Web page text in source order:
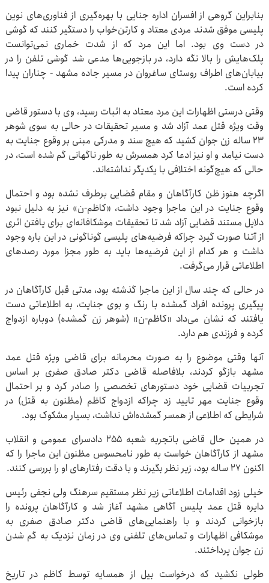
بنابراین گروهی از افسران اداره جنایی با بهره‌گیری از فناوری‌های نوین
پلیسی موفق شدند مردی معتاد و کارتن‌خواب را دستگیر کنند که گوشی
در دست وی بود. اما این مرد که از شدت خماری نمی‌توانست
پلک‌هایش را بالا نگه دارد، در بازجویی‌ها مدعی شد گوشی تلفن را در
بیابان‌های اطراف روستای ساغروان در مسیر جاده مشهد - چناران پیدا
کرده است.
وقتی درستی اظهارات این مرد معتاد به اثبات رسید، وی با دستور قاضی
وقت ویژه قتل عمد آزاد شد و مسیر تحقیقات در حالی به سوی شوهر
۲۳ ساله زن جوان کشید که هیچ سند و مدرکی مبنی بر وقوع جنایت به
دست نیامد و او نیز ادعا کرد همسرش به طور ناگهانی گم شده است، در
حالی که هیچ‌گونه اختلافی با یکدیگر نداشته‌اند.
اگرچه هنوز ظن کارآگاهان و مقام قضایی برطرف نشده بود و احتمال
وقوع جنایت در این ماجرا وجود داشت، «کاظم-ن» نیز به دلیل نبود
دلایل مستند قضایی آزاد شد تا تحقیقات موشکافانه‌ای برای یافتن اثری
از آتنا صورت گیرد چراکه فرضیه‌های پلیسی گوناگونی در این باره وجود
داشت و هر کدام از این فرضیه‌ها باید به طور مجزا مورد رصدهای
اطلاعاتی قرار می‌گرفت.
در حالی که چند سال از این ماجرا گذشته بود، مدتی قبل کارآگاهان در
پیگیری پرونده افراد گم‎شده با رنگ و بوی جنایت، به اطلاعاتی دست
یافتند که نشان می‌داد «کاظم-ن» (شوهر زن گم‎شده) دوباره ازدواج
کرده و فرزندی هم دارد.
آنها وقتی موضوع را به صورت محرمانه برای قاضی ویژه قتل عمد
مشهد بازگو کردند، بلافاصله قاضی دکتر صادق صفری بر اساس
تجربیات قضایی خود دستورهای تخصصی را صادر کرد و بر احتمال
وقوع جنایت مهر تایید زد چراکه ازدواج کاظم (مظنون به قتل) در
شرایطی که اطلاعی از همسر گم‎شده‌اش نداشت، بسیار مشکوک بود.
در همین حال قاضی باتجربه شعبه ۲۵۵ دادسرای عمومی و انقلاب
مشهد از کارآگاهان خواست به طور نامحسوس مظنون این ماجرا را که
اکنون ۲۷ ساله بود، زیر نظر بگیرند و با دقت رفتارهای او را بررسی کنند.
خیلی زود اقدامات اطلاعاتی زیر نظر مستقیم سرهنگ ولی نجفی رئیس
دایره قتل عمد پلیس آگاهی مشهد آغاز شد و کارآگاهان پرونده را
بازخوانی کردند و با راهنمایی‌های قاضی دکتر صادق صفری به
موشکافی اظهارات و تماس‌های تلفنی وی در زمان نزدیک به گم‎ شدن
زن جوان پرداختند.
طولی نکشید که درخواست بیل از همسایه توسط کاظم در تاریخ